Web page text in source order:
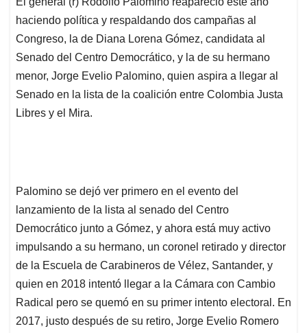
s
A
p
p
b
o
o
k
e
d
I
n
l
a
d
s
haciendo política y respaldando dos campañas al
Congreso, la de Diana Lorena Gómez, candidata al
Senado del Centro Democrático, y la de su hermano
menor, Jorge Evelio Palomino, quien aspira a llegar al
Senado en la lista de la coalición entre Colombia Justa
Libres y el Mira.
Palomino se dejó ver primero en el evento del
lanzamiento de la lista al senado del Centro
Democrático junto a Gómez, y ahora está muy activo
impulsando a su hermano, un coronel retirado y director
de la Escuela de Carabineros de Vélez, Santander, y
quien en 2018 intentó llegar a la Cámara con Cambio
Radical pero se quemó en su primer intento electoral. En
2017, justo después de su retiro, Jorge Evelio Romero